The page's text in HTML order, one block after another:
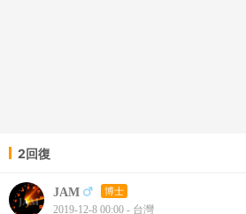
2回復
JAM 博士
2019-12-8 00:00 - 台灣